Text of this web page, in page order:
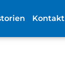
Kontakt